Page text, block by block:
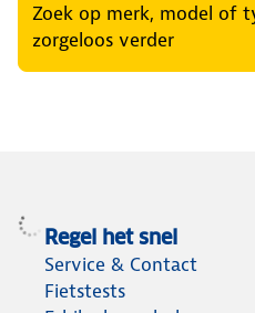
Zoek op merk, model of
zorgeloos verder
Regel het snel
Service & Contact
Fietstests